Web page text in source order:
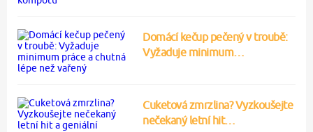
Domácí kečup pečený v troubě:
Vyžaduje minimum…
Cuketová zmrzlina? Vyzkoušejte
nečekaný letní hit…